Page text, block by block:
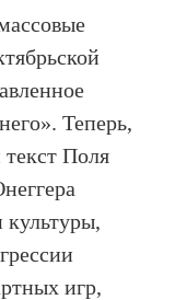
Теперь,
текст Поля
культуры,
игр,